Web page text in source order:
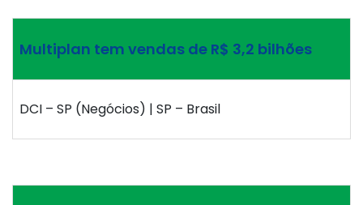
Multiplan tem vendas de R$ 3,2 bilhões
DCI – SP (Negócios) | SP – Brasil